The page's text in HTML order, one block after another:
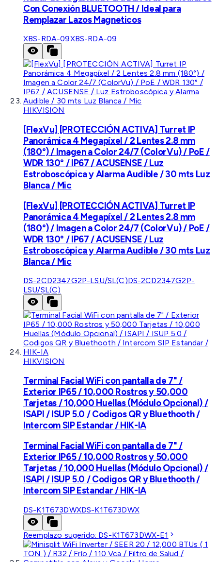
Con Conexión BLUETOOTH / Ideal para
Remplazar Lazos Magneticos
XBS-RDA-09XBS-RDA-09
HIKVISION
[FlexVu] [PROTECCIÓN ACTIVA] Turret IP
Panorámica 4 Megapíxel / 2 Lentes 2.8 mm
(180°) / Imagen a Color 24/7 (ColorVu) / PoE /
WDR 130° / IP67 / ACUSENSE / Luz
Estroboscópica y Alarma Audible / 30 mts Luz
Blanca / Mic
[FlexVu] [PROTECCIÓN ACTIVA] Turret IP
Panorámica 4 Megapíxel / 2 Lentes 2.8 mm
(180°) / Imagen a Color 24/7 (ColorVu) / PoE /
WDR 130° / IP67 / ACUSENSE / Luz
Estroboscópica y Alarma Audible / 30 mts Luz
Blanca / Mic
DS-2CD2347G2P-LSU/SL(C)DS-2CD2347G2P-
LSU/SL(C)
HIKVISION
Terminal Facial WiFi con pantalla de 7" /
Exterior IP65 / 10,000 Rostros y 50,000
Tarjetas / 10,000 Huellas (Módulo Opcional) /
ISAPI / ISUP 5.0 / Codigos QR y Bluethooth /
Intercom SIP Estandar / HIK-IA
Terminal Facial WiFi con pantalla de 7" /
Exterior IP65 / 10,000 Rostros y 50,000
Tarjetas / 10,000 Huellas (Módulo Opcional) /
ISAPI / ISUP 5.0 / Codigos QR y Bluethooth /
Intercom SIP Estandar / HIK-IA
DS-K1T673DWXDS-K1T673DWX
Reemplazo sugerido: DS-K1T673DWX-E1